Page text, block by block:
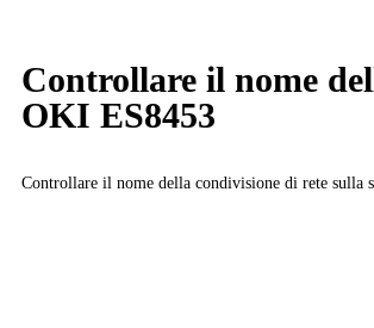
Controllare il nome
OKI ES8453
Controllare il nome della condivisione di rete sulla